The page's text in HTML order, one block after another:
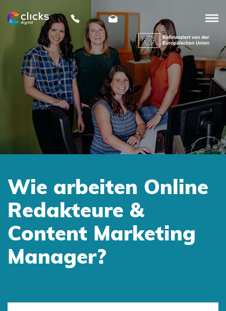
digital
Wie arbeiten Online
Redakteure &
Content Marketing
Manager?